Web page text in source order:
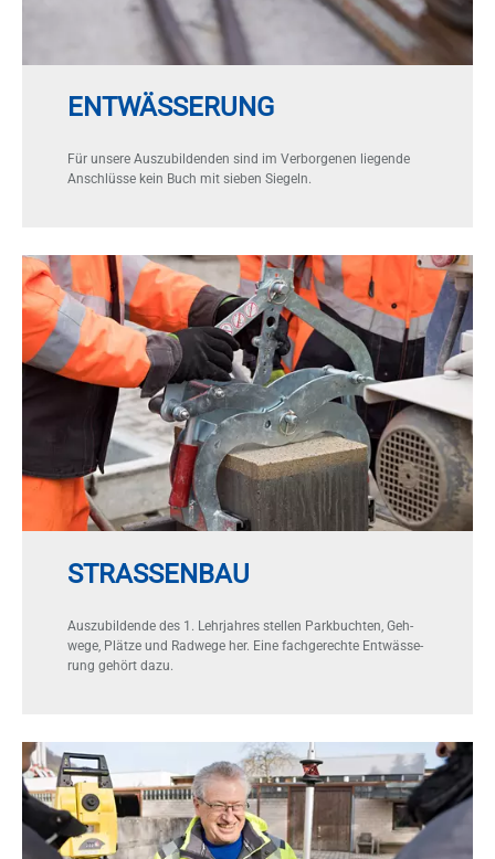
ENTWÄSSERUNG
Für un­se­re Aus­zu­bil­den­den sind im Ver­bor­ge­nen lie­gen­de
An­schlüs­se kein Buch mit sie­ben Sie­geln.
STRASSENBAU
Aus­zu­bil­den­de des 1. Lehr­jah­res stel­len Park­buch­ten, Geh­
we­ge, Plät­ze und Rad­we­ge her. Eine fach­ge­rech­te Ent­wäs­se­
rung ge­hört dazu.